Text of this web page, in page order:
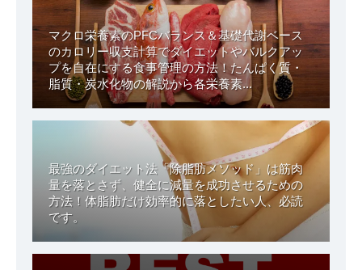
マクロ栄養素のPFCバランス＆基礎代謝ベース
のカロリー収支計算でダイエットやバルクアッ
プを自在にする食事管理の方法！たんぱく質・
脂質・炭水化物の解説から各栄養素...
最強のダイエット法「除脂肪メソッド」は筋肉
量を落とさず、健全に減量を成功させるための
方法！体脂肪だけ効率的に落としたい人、必読
です。